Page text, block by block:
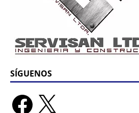
SÍGUENOS